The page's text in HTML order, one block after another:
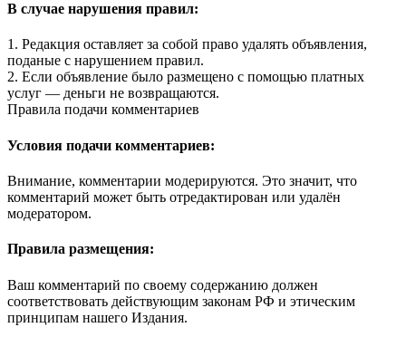
В случае нарушения правил:
1. Редакция оставляет за собой право удалять объявления,
поданые с нарушением правил.
2. Если объявление было размещено с помощью платных
услуг — деньги не возвращаются.
Правила подачи комментариев
Условия подачи комментариев:
Внимание, комментарии модерируются. Это значит, что
комментарий может быть отредактирован или удалён
модератором.
Правила размещения:
Ваш комментарий по своему содержанию должен
соответствовать действующим законам РФ и этическим
принципам нашего Издания.